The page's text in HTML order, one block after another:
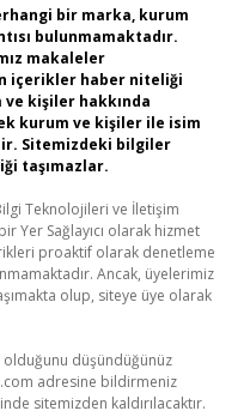
bir marka, kurum
bulunmamaktadır.
makaleler
içerikler haber niteliği
kişiler hakkında
kurum ve kişiler ile isim
Sitemizdeki bilgiler
taşımazlar.
Teknolojileri ve İletişim
Yer Sağlayıcı olarak hizmet
proaktif olarak denetleme
Ancak, üyelerimiz
olup, siteye üye olarak
olduğunu düşündüğünüz
adresine bildirmeniz
sitemizden kaldırılacaktır.